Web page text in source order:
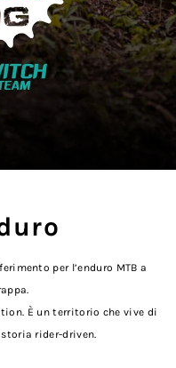
per l’enduro MTB a
È un territorio che vive di
rider-driven.